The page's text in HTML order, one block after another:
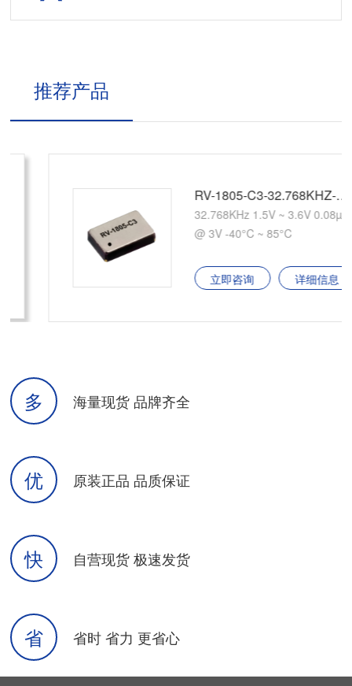
推荐产品
RV-1805-C3-32.768KHZ-2PPM-TA-QA
32.768KHz 1.5V ~ 3.6V 0.08µA
@ 3V -40°C ~ 85°C
立即咨询 详细信息
多 海量现货 品牌齐全
优 原装正品 品质保证
快 自营现货 极速发货
省 省时 省力 更省心